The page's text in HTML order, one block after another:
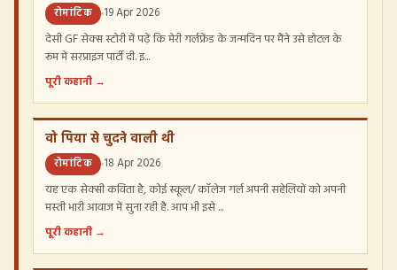
रोमांटिक 19 Apr 2026
देसी GF सेक्स स्टोरी में पढ़ें कि मेरी गर्लफ्रेंड के जन्मदिन पर मैंने उसे होटल के
रूम में सरप्राइज पार्टी दी. इ...
पूरी कहानी →
वो पिया से चुदने वाली थी
रोमांटिक 18 Apr 2026
यह एक सेक्सी कविता है, कोई स्कूल/ कॉलेज गर्ल अपनी सहेलियों को अपनी
मस्ती भारी आवाज में सुना रही है. आप भी इसे ...
पूरी कहानी →